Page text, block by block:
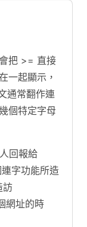
把 >= 直接
一起顯示，
通常翻作連
個特定字母
回報給
字功能所造
訪
網址的時